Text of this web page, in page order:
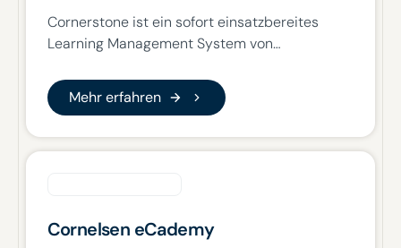
Cornerstone ist ein sofort einsatzbereites
Learning Management System von
unterstützt Unternehmen dabei, alle
verpflichtenden Schulungen wie Datenschutz,
abzubilden und zuverlässig umzusetzen.
ohne zusätzliche Content-Kosten direkt für
Mehr erfahren
Mehr erfahren
Cornelsen eCademy